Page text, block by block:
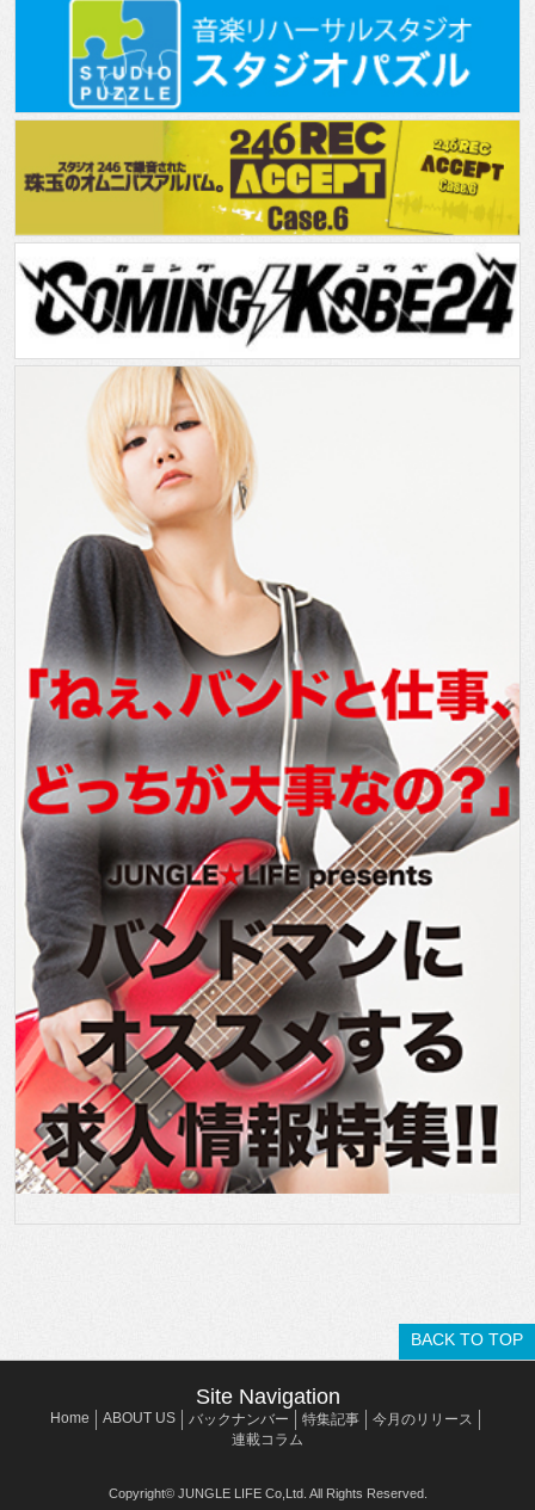
BACK TO TOP
Site Navigation
Home ABOUT US バックナンバー 特集記事
今月のリリース
連載コラム
Copyright© JUNGLE LIFE Co,Ltd. All Rights Reserved.